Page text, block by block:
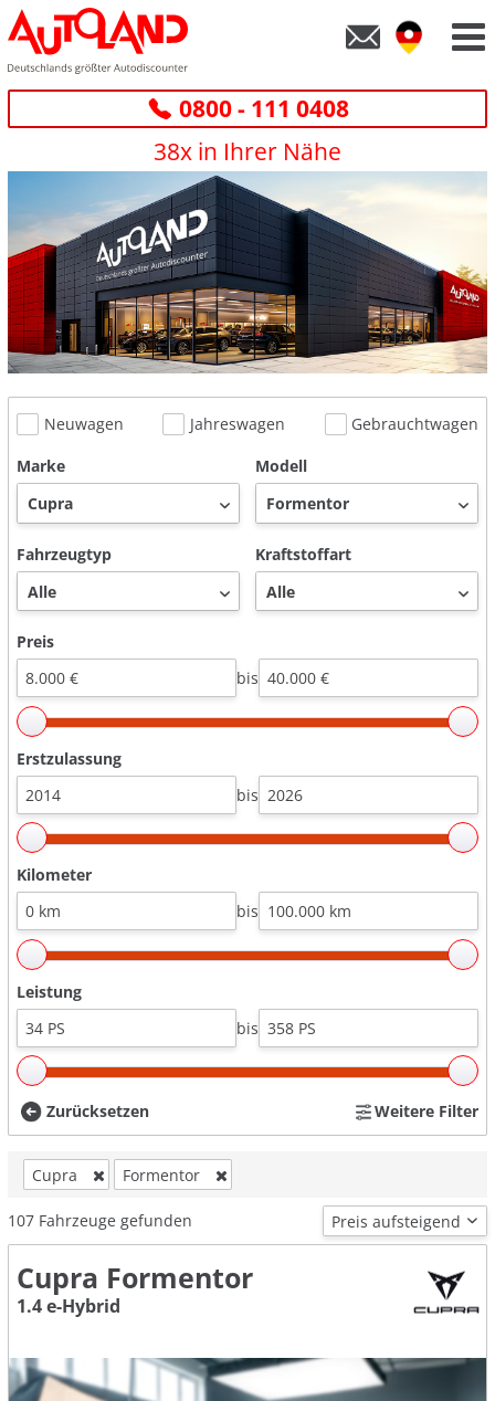
0800 - 111 0408
38x in Ihrer Nähe
Neuwagen Jahreswagen
Gebrauchtwagen
Marke
Modell
Fahrzeugtyp Kraftstoffart
Preis
bis
Erstzulassung
bis
Kilometer
bis
Leistung
bis
Zurücksetzen Weitere Filter
Cupra Formentor
107 Fahrzeuge gefunden
Cupra Formentor
1.4 e-Hybrid